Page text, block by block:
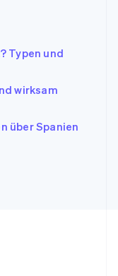
Typen und
wirksam
über Spanien